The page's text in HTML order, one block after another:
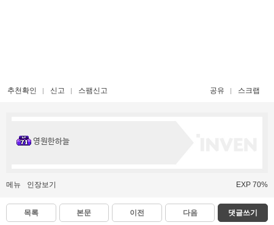
추천확인 신고 스팸신고 공유 스크랩
영원한하늘
메뉴 인장보기 EXP 70%
목록 본문 이전 다음 댓글쓰기